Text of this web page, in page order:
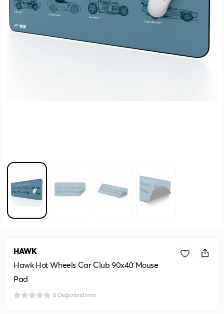
HAWK
Hawk Hot Wheels Car Club 90x40 Mouse
Pad
0 Değerlendirme